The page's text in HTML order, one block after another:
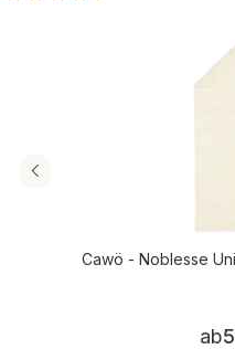
Durchschnittliche
Cawö - Noblesse
ab